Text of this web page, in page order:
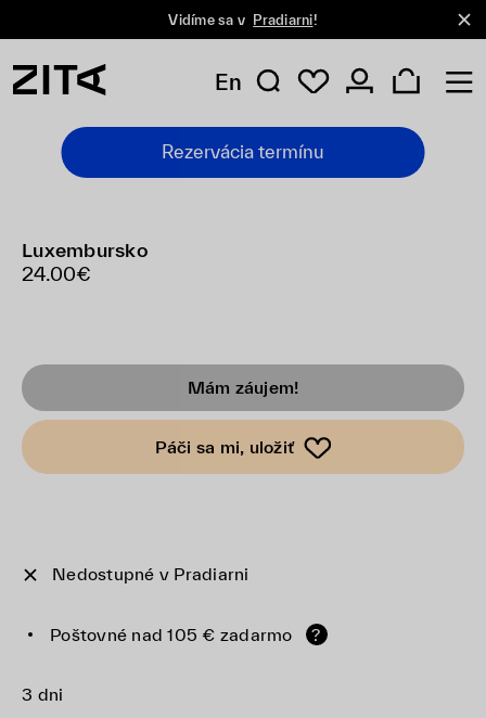
Vidíme sa v Pradiarni!
En
Rezervácia termínu
Luxembursko
24.00€
Mám záujem!
Páči sa mi, uložiť
Nedostupné v Pradiarni
Poštovné nad 105 € zadarmo ?
3 dni